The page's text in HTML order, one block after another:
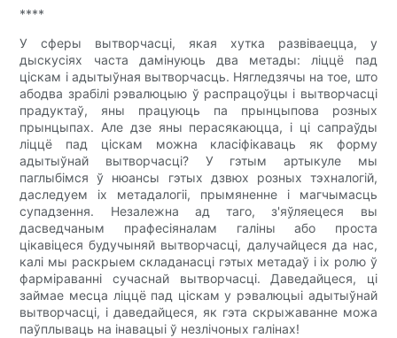
****
У сферы вытворчасці, якая хутка развіваецца, у
дыскусіях часта дамінуюць два метады: ліццё пад
ціскам і адытыўная вытворчасць. Нягледзячы на ​​тое, што
абодва зрабілі рэвалюцыю ў распрацоўцы і вытворчасці
прадуктаў, яны працуюць па прынцыпова розных
прынцыпах. Але дзе яны перасякаюцца, і ці сапраўды
ліццё пад ціскам можна класіфікаваць як форму
адытыўнай вытворчасці? У гэтым артыкуле мы
паглыбімся ў нюансы гэтых дзвюх розных тэхналогій,
даследуем іх метадалогіі, прымяненне і магчымасць
супадзення. Незалежна ад таго, з'яўляецеся вы
дасведчаным прафесіяналам галіны або проста
цікавіцеся будучыняй вытворчасці, далучайцеся да нас,
калі мы раскрыем складанасці гэтых метадаў і іх ролю ў
фарміраванні сучаснай вытворчасці. Даведайцеся, ці
займае месца ліццё пад ціскам у рэвалюцыі адытыўнай
вытворчасці, і даведайцеся, як гэта скрыжаванне можа
паўплываць на інавацыі ў незлічоных галінах!